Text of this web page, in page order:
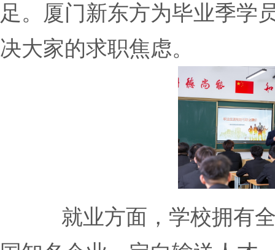
足。厦门新东方为毕业季学
决大家的求职焦虑。
就业方面，学校拥有